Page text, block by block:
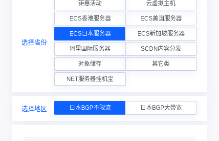
选择省份
钜惠活动 云虚拟主机
ECS香港服务器 ECS美国服务器
ECS日本服务器 ECS新加坡服务器
阿里国际服务器 SCDN内容分发
对象储存 其它类
NET服务器挂机宝
选择地区 日本BGP不限流 日本BGP大带宽